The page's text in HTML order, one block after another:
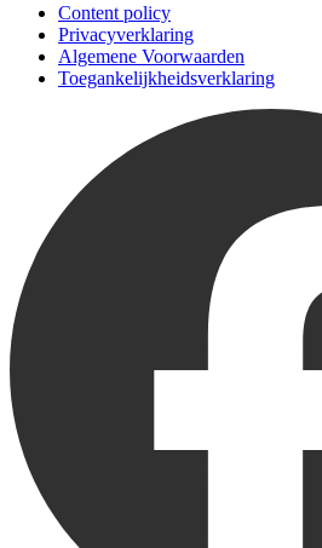
Content policy
Privacyverklaring
Algemene Voorwaarden
Toegankelijkheidsverklaring